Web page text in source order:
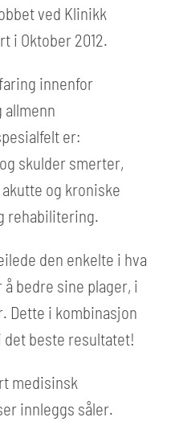
ved Klinikk
i Oktober 2012.
innenfor
er:
skulder smerter,
og kroniske
rehabilitering.
den enkelte i hva
bedre sine plager, i
Dette i kombinasjon
det beste resultatet!
medisinsk
innleggs såler.